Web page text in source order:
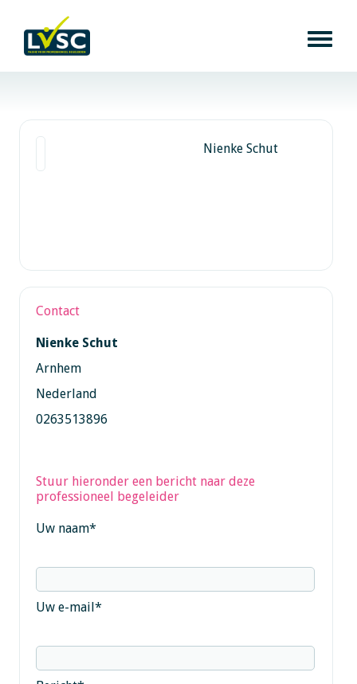
Nienke Schut
Contact
Nienke Schut
Arnhem
Nederland
0263513896
Stuur hieronder een bericht naar deze
professioneel begeleider
Uw naam*
Uw e-mail*